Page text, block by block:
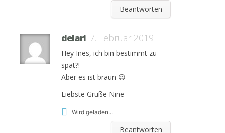
Beantworten
delari 7. Februar 2019
Hey Ines, ich bin bestimmt zu
spät?!
Aber es ist braun 😉
Liebste Grüße Nine
Wird geladen...
Beantworten